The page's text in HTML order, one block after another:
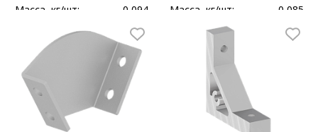
Масса, кг/шт:
0,094
2,5
Масса, кг/шт:
0,085
Толщина, мм:
2,5